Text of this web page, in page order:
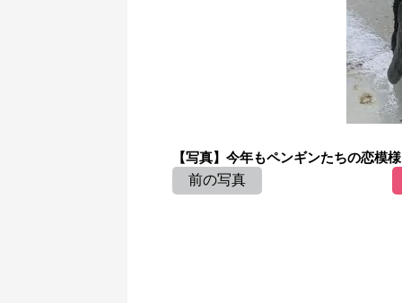
【写真】今年もペンギンたちの恋模
前の写真